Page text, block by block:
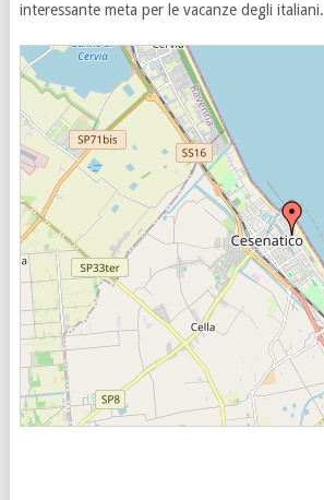
interessante meta per le vacanze degli italiani.